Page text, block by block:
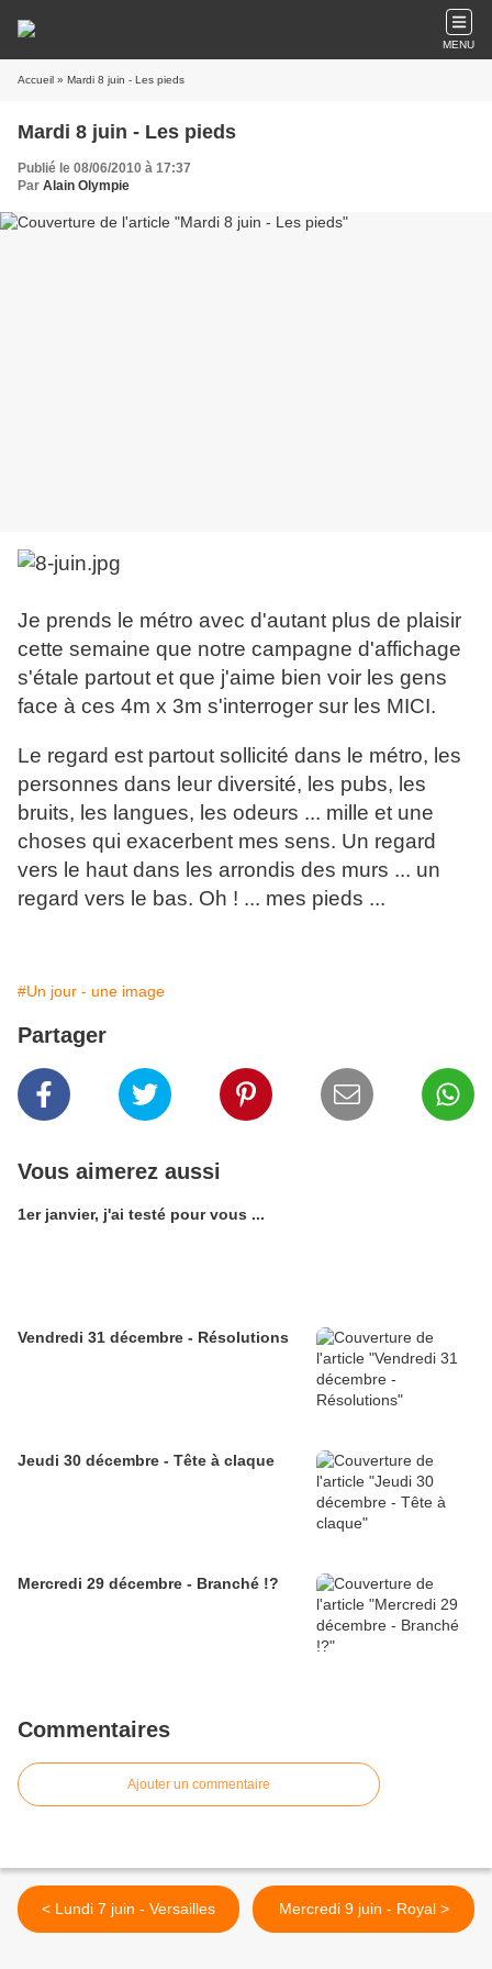
MENU
Accueil » Mardi 8 juin - Les pieds
Mardi 8 juin - Les pieds
Publié le 08/06/2010 à 17:37
Par Alain Olympie
Je prends le métro avec d'autant plus de plaisir
cette semaine que notre campagne d'affichage
s'étale partout et que j'aime bien voir les gens
face à ces 4m x 3m s'interroger sur les MICI.
Le regard est partout sollicité dans le métro, les
personnes dans leur diversité, les pubs, les
bruits, les langues, les odeurs ... mille et une
choses qui exacerbent mes sens. Un regard
vers le haut dans les arrondis des murs ... un
regard vers le bas. Oh ! ... mes pieds ...
#Un jour - une image
Partager
Vous aimerez aussi
1er janvier, j'ai testé pour vous ...
Vendredi 31 décembre - Résolutions
Jeudi 30 décembre - Tête à claque
Mercredi 29 décembre - Branché !?
Commentaires
Ajouter un commentaire
< Lundi 7 juin - Versailles Mercredi 9 juin - Royal >